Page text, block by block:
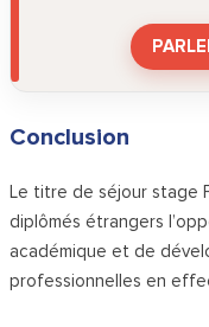
Conclusion
Le titre de séjour stage
diplômés étrangers
académique et de
professionnelles en